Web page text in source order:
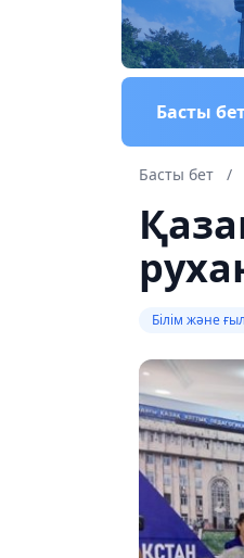
Басты
Басты бет /
Білім және